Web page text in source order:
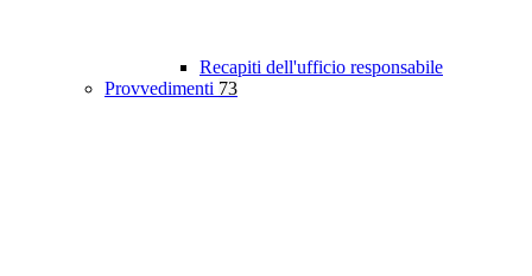
Recapiti dell'ufficio responsabile
Provvedimenti 73